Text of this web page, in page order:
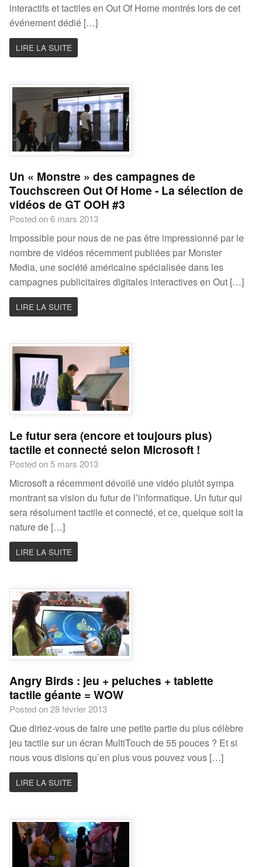
interactifs et tactiles en Out Of Home montrés lors de cet
événement dédié […]
LIRE LA SUITE
Un « Monstre » des campagnes de
Touchscreen Out Of Home - La sélection de
vidéos de GT OOH #3
Posted on 6 mars 2013
Impossible pour nous de ne pas être impressionné par le
nombre de vidéos récemment publiées par Monster
Media, une société américaine spécialisée dans les
campagnes publicitaires digitales interactives en Out […]
LIRE LA SUITE
Le futur sera (encore et toujours plus)
tactile et connecté selon Microsoft !
Posted on 5 mars 2013
Microsoft a récemment dévoilé une vidéo plutôt sympa
montrant sa vision du futur de l’informatique. Un futur qui
sera résolument tactile et connecté, et ce, quelque soit la
nature de […]
LIRE LA SUITE
Angry Birds : jeu + peluches + tablette
tactile géante = WOW
Posted on 28 février 2013
Que diriez-vous de faire une petite partie du plus célèbre
jeu tactile sur un écran MultiTouch de 55 pouces ? Et si
nous vous disions qu’en plus vous pouvez vous […]
LIRE LA SUITE